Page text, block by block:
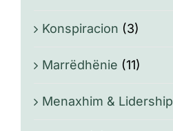
Konspiracion (3)
Marrëdhënie (11)
Menaxhim & Lidership